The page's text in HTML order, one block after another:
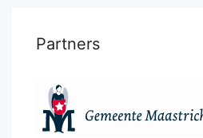
Partners